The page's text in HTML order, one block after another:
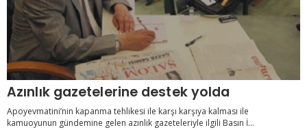
Azınlık gazetelerine destek yolda
Apoyevmatini’nin kapanma tehlikesi ile karşı karşıya kalması ile
kamuoyunun gündemine gelen azınlık gazeteleriyle ilgili Basın İ...